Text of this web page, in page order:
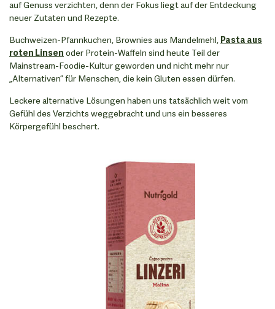
auf Genuss verzichten, denn der Fokus liegt auf der Entdeckung
neuer Zutaten und Rezepte.
Buchweizen-Pfannkuchen, Brownies aus Mandelmehl, Pasta aus
roten Linsen oder Protein-Waffeln sind heute Teil der
Mainstream-Foodie-Kultur geworden und nicht mehr nur
„Alternativen” für Menschen, die kein Gluten essen dürfen.
Leckere alternative Lösungen haben uns tatsächlich weit vom
Gefühl des Verzichts weggebracht und uns ein besseres
Körpergefühl beschert.